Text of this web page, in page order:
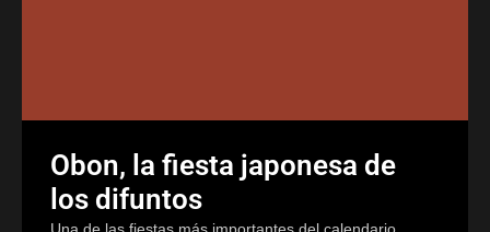
Obon, la fiesta japonesa de
los difuntos